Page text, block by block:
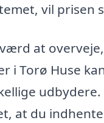
vil prisen
at
i Torø Huse
at du